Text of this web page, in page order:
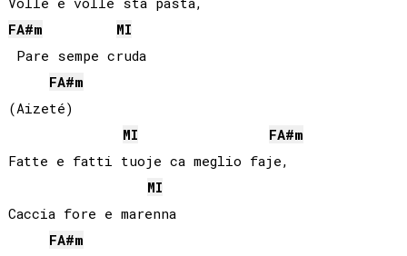
FA#m
MI
Pare sempe cruda
FA#m
(Aizeté)
MI
FA#m
Fatte e fatti tuoje ca meglio faje,
MI
Caccia fore e marenna
FA#m